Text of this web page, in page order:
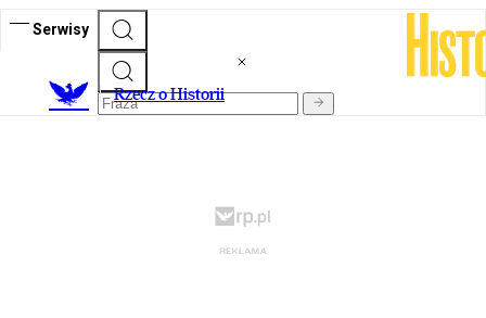
Serwisy
Rzecz o Historii